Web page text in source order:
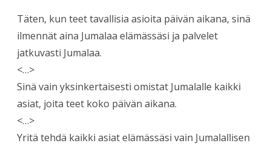
Täten, kun teet tavallisia asioita päivän aikana, sinä
ilmennät aina Jumalaa elämässäsi ja palvelet
jatkuvasti Jumalaa.
<…>
Sinä vain yksinkertaisesti omistat Jumalalle kaikki
asiat, joita teet koko päivän aikana.
<…>
Yritä tehdä kaikki asiat elämässäsi vain Jumalallisen